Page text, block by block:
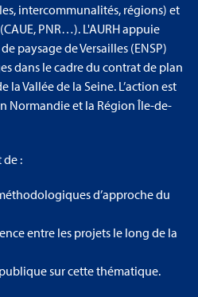
intercommunalités, régions) et
PNR…). L'AURH appuie
paysage de Versailles (ENSP)
dans le cadre du contrat de plan
Vallée de la Seine. L’action est
Normandie et la Région Île-de-
de :
d’approche du
entre les projets le long de la
sur cette thématique.